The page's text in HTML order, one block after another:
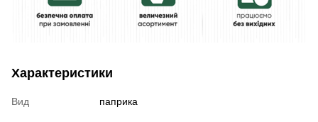
Характеристики
Вид паприка